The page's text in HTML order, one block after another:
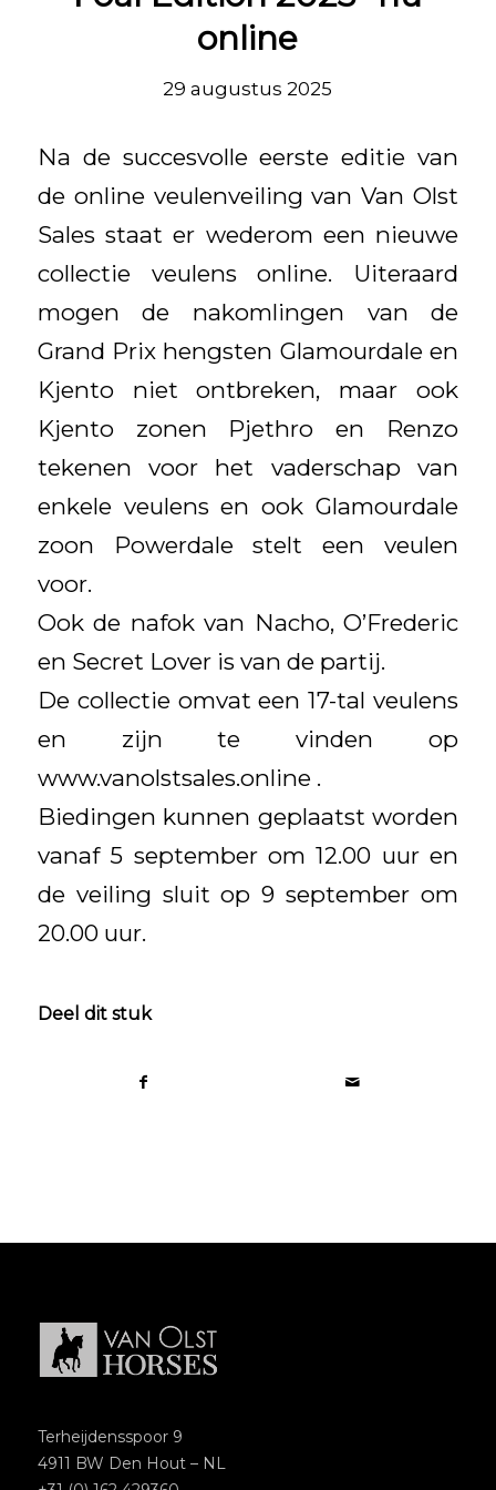
online
29 augustus 2025
Na de succesvolle eerste editie van
de online veulenveiling van Van Olst
Sales staat er wederom een nieuwe
collectie veulens online. Uiteraard
mogen de nakomlingen van de
Grand Prix hengsten Glamourdale en
Kjento niet ontbreken, maar ook
Kjento zonen Pjethro en Renzo
tekenen voor het vaderschap van
enkele veulens en ook Glamourdale
zoon Powerdale stelt een veulen
voor.
Ook de nafok van Nacho, O’Frederic
en Secret Lover is van de partij.
De collectie omvat een 17-tal veulens
en zijn te vinden op
www.vanolstsales.online .
Biedingen kunnen geplaatst worden
vanaf 5 september om 12.00 uur en
de veiling sluit op 9 september om
20.00 uur.
Deel dit stuk
Terheijdensspoor 9
4911 BW Den Hout – NL